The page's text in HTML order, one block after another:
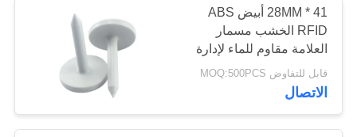
41 * 28MM أبيض ABS
RFID الخشب مسمار
العلامة مقاوم للماء لإدارة
غابات الأشجار
قابل للتفاوض MOQ:500PCS
الاتصال